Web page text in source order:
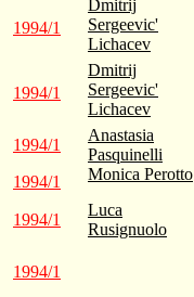
1994/1
Dmitrij
Sergeevic'
Lichacev
1994/1
Dmitrij
Sergeevic'
Lichacev
1994/1
Anastasia
Pasquinelli
1994/1 Monica Perotto
1994/1
Luca
Rusignuolo
1994/1